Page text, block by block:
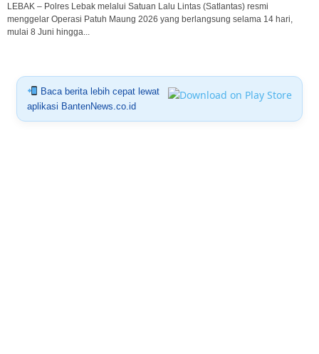
LEBAK – Polres Lebak melalui Satuan Lalu Lintas (Satlantas) resmi
menggelar Operasi Patuh Maung 2026 yang berlangsung selama 14 hari,
mulai 8 Juni hingga...
Baca berita lebih cepat lewat
aplikasi BantenNews.co.id